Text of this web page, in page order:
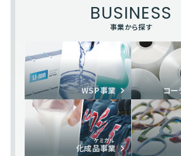
BUSINESS
事業から探す
WSP事業 コー
ケミカル
化成品事業